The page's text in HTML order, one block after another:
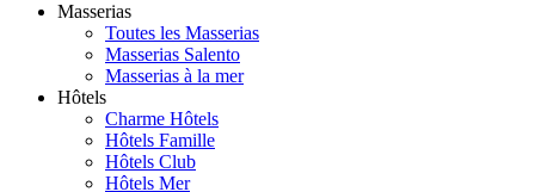
Masserias
Toutes les Masserias
Masserias Salento
Masserias à la mer
Hôtels
Charme Hôtels
Hôtels Famille
Hôtels Club
Hôtels Mer